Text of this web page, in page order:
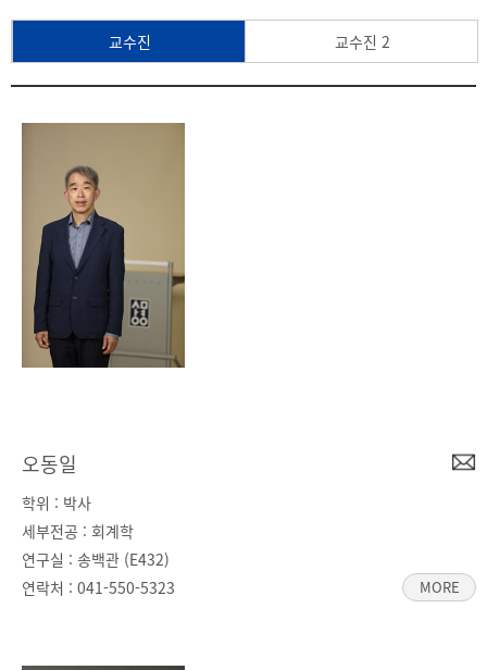
교수진 교수진 2